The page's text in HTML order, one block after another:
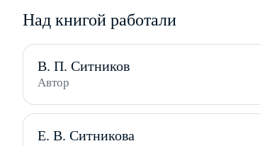
Над книгой работали
В. П. Ситников
Автор
Е. В. Ситникова